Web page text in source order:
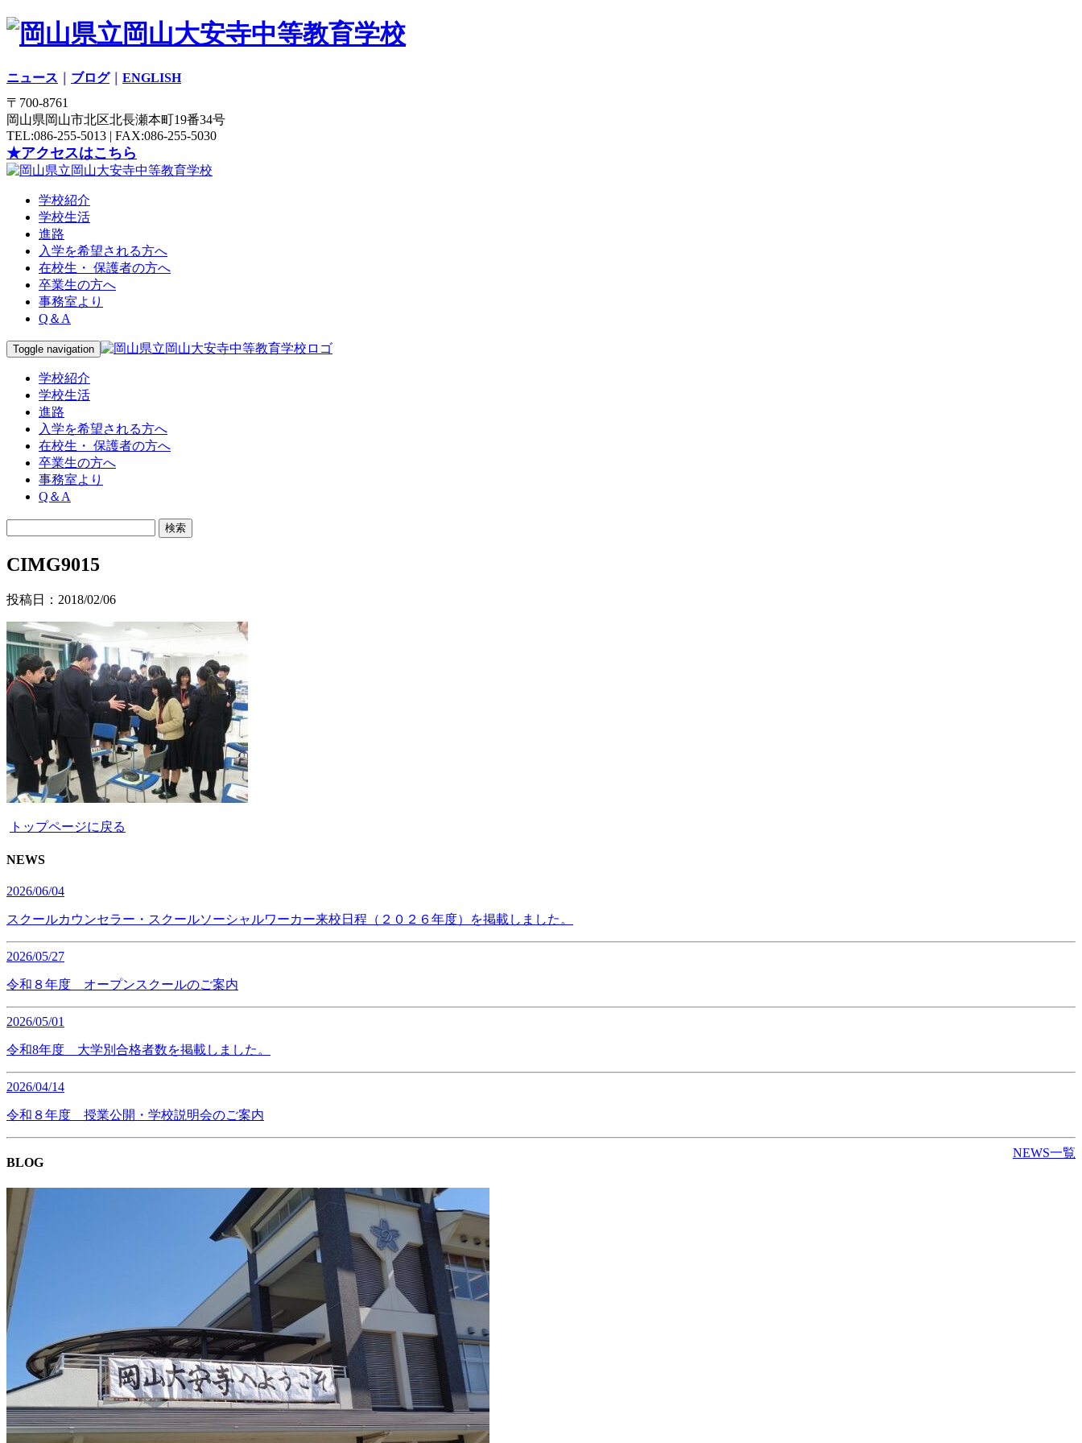
ニュース ブログ｜ ENGLISH
〒700-8761
岡山県岡山市北区北長瀬本町19番34号
TEL:086-255-5013 | FAX:086-255-5030
★アクセスはこちら
学校紹介
学校生活
進路
入学を希望される方へ
在校生・ 保護者の方へ
卒業生の方へ
事務室より
Q＆A
Toggle navigation
学校紹介
学校生活
進路
入学を希望される方へ
在校生・ 保護者の方へ
卒業生の方へ
事務室より
Q＆A
CIMG9015
投稿日：2018/02/06
トップページに戻る
NEWS
2026/06/04
スクールカウンセラー・スクールソーシャルワーカー来校日程（２０２６年度）を掲載しました。
2026/05/27
令和８年度 オープンスクールのご案内
2026/05/01
令和8年度 大学別合格者数を掲載しました。
2026/04/14
令和８年度 授業公開・学校説明会のご案内
NEWS一覧
BLOG